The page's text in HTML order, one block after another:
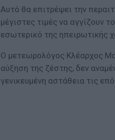
Αυτό θα επιτρέψει την
μέγιστες τιμές να αγγίζουν
εσωτερικό της ηπειρωτικής
Ο μετεωρολόγος Κλέαρχος
αύξηση της ζέστης, δεν
γενικευμένη αστάθεια τις